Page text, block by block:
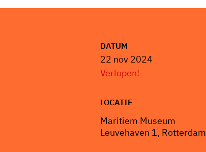
DATUM
22 nov 2024
Verlopen!
LOCATIE
Maritiem Museum
Leuvehaven 1, Rotterdam